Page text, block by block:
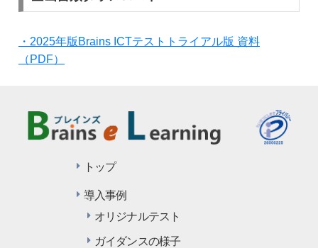
・2025年版Brains ICTテストトライアル版 資料
（PDF）
トップ
導入事例
オリジナルテスト
ガイダンスの様子